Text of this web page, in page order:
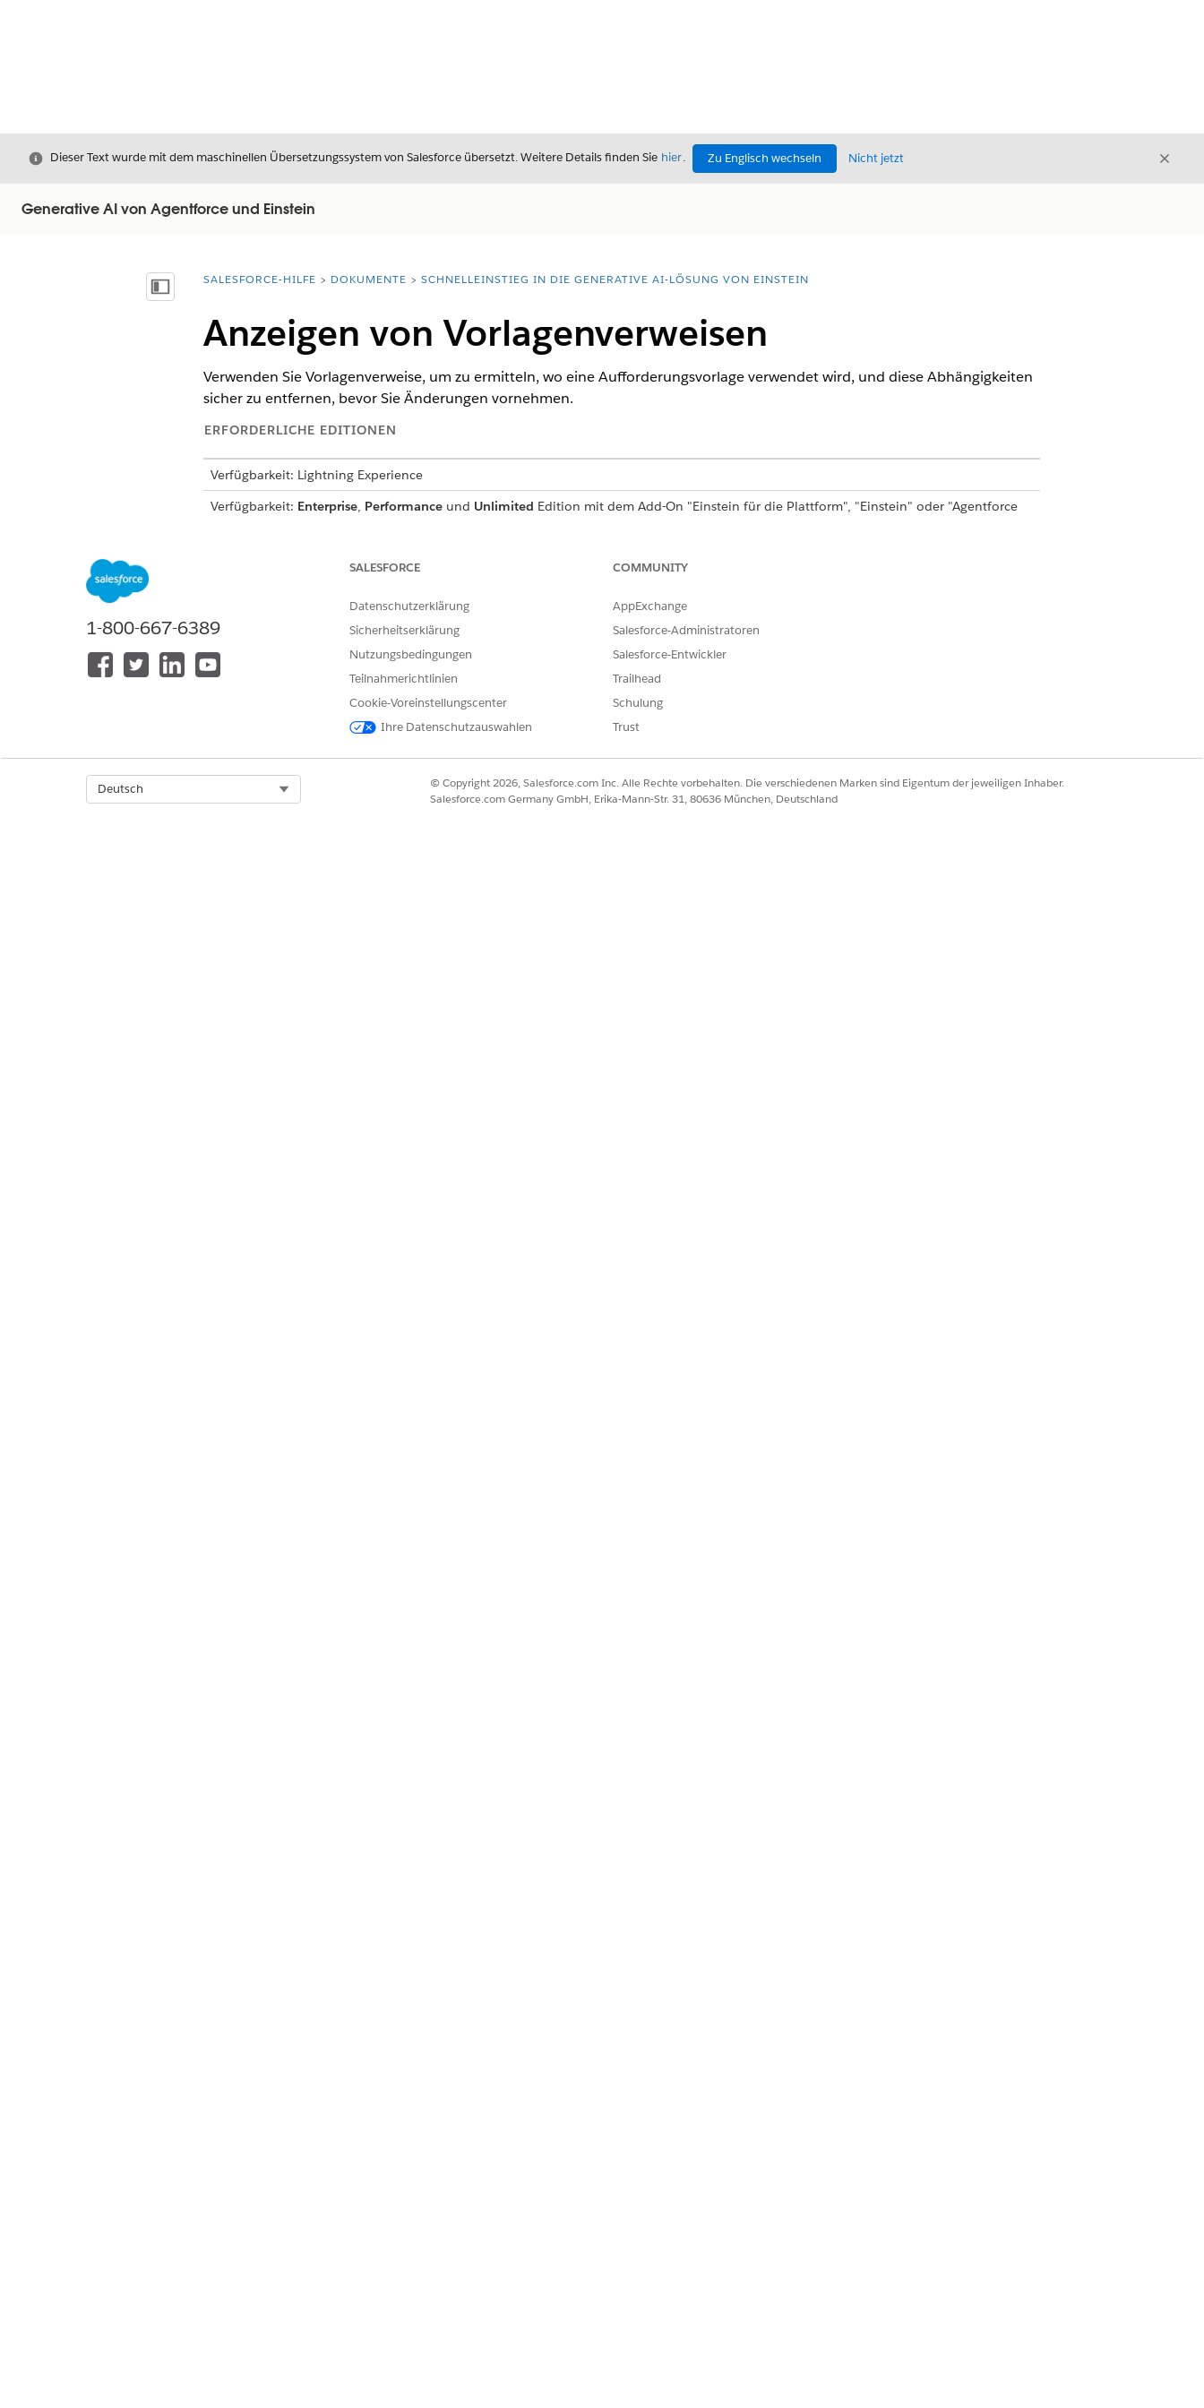
Schließen
Dieser Text wurde mit dem maschinellen Übersetzungssystem von Salesforce übersetzt. Weitere Details finden Sie hier. Zu Englisch wechseln Nicht jetzt
Generative AI von Agentforce und Einstein
Inhalt anzeigenSie befinden sich hier:
SALESFORCE-HILFE DOKUMENTE SCHNELLEINSTIEG IN DIE GENERATIVE AI-LÖSUNG VON EINSTEIN
Anzeigen von Vorlagenverweisen
Verwenden Sie Vorlagenverweise, um zu ermitteln, wo eine Aufforderungsvorlage verwendet wird, und diese Abhängigkeiten
sicher zu entfernen, bevor Sie Änderungen vornehmen.
ERFORDERLICHE EDITIONEN
Verfügbarkeit: Lightning Experience
Verfügbarkeit: Enterprise, Performanceund Unlimited Edition mit dem Add-On "Einstein für die Plattform", "Einstein" oder "Agentforce
ERFORDERLICHE BENUTZERBERECHTIGUNGEN
Eingabeaufforderungsgenerator:
Berechtigungssatz "Manager für
Verwalten von Aufforderungsvorlagen
ODER
Berechtigungssatz "Anwendung anpassen"
Eingabeaufforderungsgenerator
aus.
Suchen Sie in der Listenansicht "Aufforderungsvorlagen" nach der Vorlage, die Sie überprüfen möchten.
1-800-667-6389
SALESFORCE
Datenschutzerklärung
Sicherheitserklärung
Nutzungsbedingungen
Teilnahmerichtlinien
Cookie-Voreinstellungscenter
Ihre Datenschutzauswahlen
COMMUNITY
AppExchange
Salesforce-Administratoren
Salesforce-Entwickler
Trailhead
Schulung
Trust
Deutsch
© Copyright 2026, Salesforce.com Inc. Alle Rechte vorbehalten. Die verschiedenen Marken sind Eigentum der jeweiligen Inhaber.
Salesforce.com Germany GmbH, Erika-Mann-Str. 31, 80636 München, Deutschland